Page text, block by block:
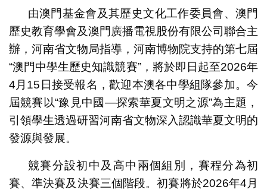
由澳門基金會及其歷史文化工作委員會、澳門
歷史教育學會及澳門廣播電視股份有限公司聯合主
辦，河南省文物局指導，河南博物院支持的第七屆
“澳門中學生歷史知識競賽”，將於即日起至2026年
4月15日接受報名，歡迎本澳各中學組隊參加。今
屆競賽以“豫見中國—探索華夏文明之源”為主題，
引領學生透過研習河南省文物深入認識華夏文明的
發源與發展。
競賽分設初中及高中兩個組別，賽程分為初
賽、準決賽及決賽三個階段。初賽將於2026年4月